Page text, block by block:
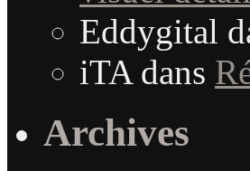
Eddygital
iTAdans
Archives